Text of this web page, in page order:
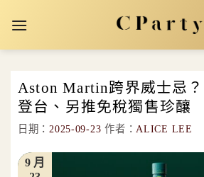
Aston Martin跨界威士忌
登台、另推免稅獨售珍釀
日期：2025-09-23 作者：ALICE LEE
9 月